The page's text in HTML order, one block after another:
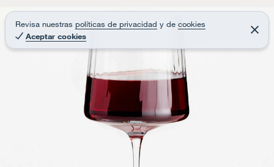
r
c
a
t
Revisa nuestras políticas de privacidad y de cookies
Aceptar cookies
C
e
r